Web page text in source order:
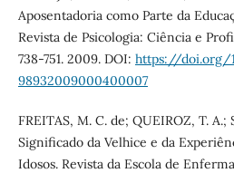
Aposentadoria como Parte da
Revista de Psicologia: Ciência e
738-751. 2009. DOI: https://doi.org/
98932009000400007
FREITAS, M. C. de; QUEIROZ, T. A.;
Significado da Velhice e da
Idosos. Revista da Escola de